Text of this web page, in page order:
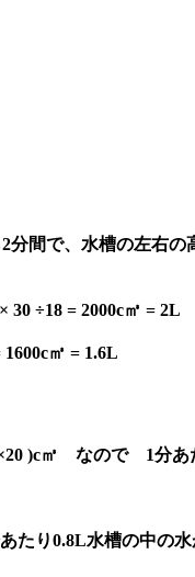
間で、水槽の左右
÷18 = 2000c㎥ = 2L
㎥ = 1.6L
)c㎥ なので 1分あ
たり0.8L水槽の中の